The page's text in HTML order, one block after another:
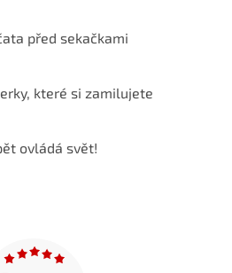
před sekačkami
které si zamilujete
ovládá svět!